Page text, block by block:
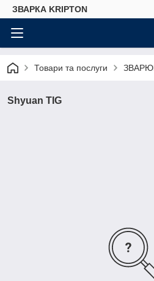
ЗВАРКА KRIPTON
Товари та послуги
Shyuan TIG